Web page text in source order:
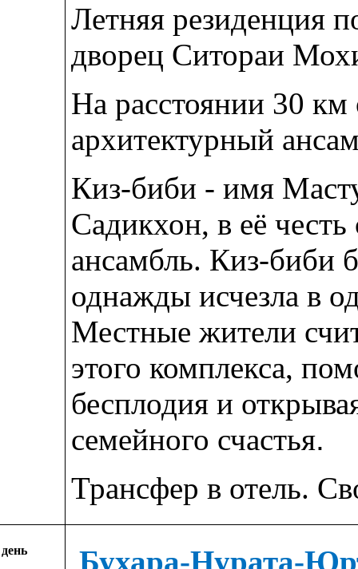
Летняя резиденция
дворец Ситораи
На расстоянии 30
архитектурный
Киз-биби - имя
Садикхон, в её
ансамбль. Киз-биби
однажды исчезла в
Местные жители
этого комплекса,
бесплодия и
семейного счастья.
Трансфер в отель.
Бухара-Нурата-